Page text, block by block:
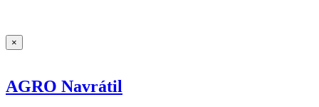
×
AGRO Navrátil